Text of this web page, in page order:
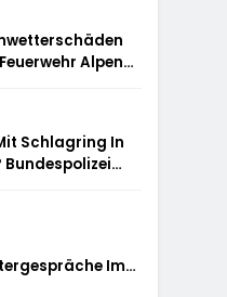
Alpen
Schlagring In
Bundespolizei
Im